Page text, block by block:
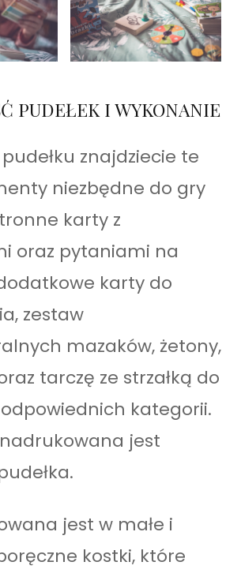
PUDEŁEK I WYKONANIE
znajdziecie te
niezbędne do gry
karty z
oraz pytaniami na
karty do
zestaw
mazaków, żetony,
tarczę ze strzałką do
kategorii.
jest
jest w małe i
kostki, które